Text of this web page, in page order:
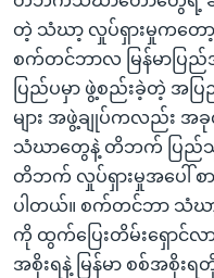
တဲ့ သံဃာ့ လှုပ်ရှားမှုကတော့
စက်တင်ဘာလ မြန်မာပြ
ပြည်ပမှာ ဖွဲ့စည်းခဲ့တဲ့ အပြ
များ အဖွဲ့ချုပ်ကလည်း အခု
သံဃာတွေနဲ့ တိဘက် ပြည်သူတွ
တိဘက် လှုပ်ရှားမှုအပေါ် စ
ပါတယ်။ စက်တင်ဘာ သံဃာ့လှု
ကို ထွက်ပြေးတိမ်းရှော
အစိုးရနဲ့ မြန်မာ စစ်အစို